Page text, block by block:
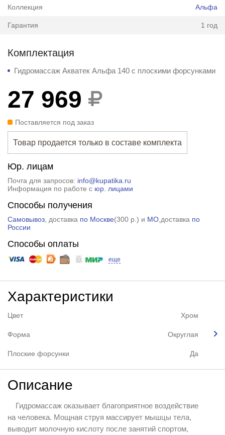
Коллекция Альфа
Гарантия 1 год
Комплектация
Гидромассаж Акватек Альфа 140 с плоскими форсунками
27 969
Поставляется под заказ
Товар продается только в составе комплекта
Юр. лицам
Почта для запросов: info@kupatika.ru
Информация по работе с юр. лицами
Способы получения
Самовывоз, доставка по Москве(300 р. ) и МО,доставка по
России
Способы оплаты
еще
Характеристики
Цвет Хром
Форма Округлая
Плоские форсунки Да
Описание
Гидромассаж оказывает благоприятное воздействие
на человека. Мощная струя массирует мышцы тела,
выводит молочную кислоту после занятий спортом,